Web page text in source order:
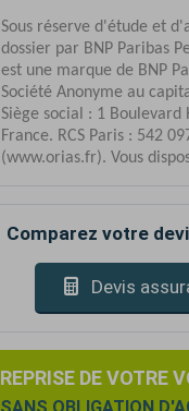
Comparez votre
Devis
REPRISE DE VOTRE